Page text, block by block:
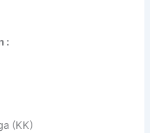
:
(KK)